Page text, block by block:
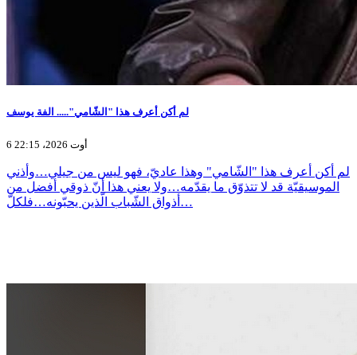
لم أكن أعرف هذا "الشّامي"..... الفة يوسف
6 أوت 2026، 22:15
لم أكن أعرف هذا "الشّامي" وهذا عاديّ، فهو ليس من جيلي…وأذني
الموسيقيّة قد لا تتذوّق ما يقدّمه…ولا يعني هذا أنّ ذوقي أفضل من
أذواق الشّباب الّذين يحبّونه…فلكلّ…